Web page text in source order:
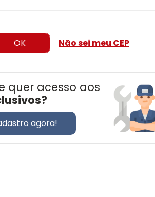
OK Não sei meu CEP
quer acesso aos
agora!